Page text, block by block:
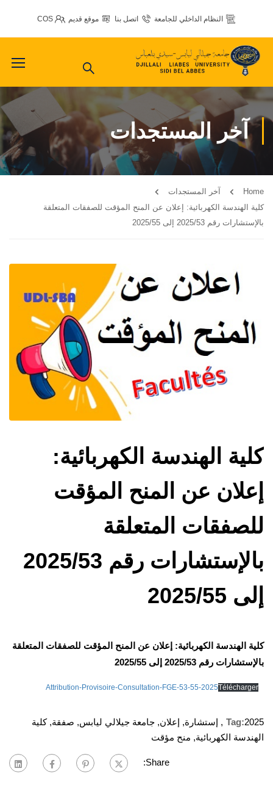
النظام الداخلي للجامعة اتصل بنا موقع قديم COS
آخر المستجدات
Home
آخر المستجدات
كلية الهندسة الكهربائية: إعلان عن المنح المؤقت للصفقات المتعلقة
بالإستشارات رقم 2025/53 إلى 2025/55
كلية الهندسة الكهربائية:
إعلان عن المنح المؤقت
للصفقات المتعلقة
بالإستشارات رقم 2025/53
إلى 2025/55
كلية الهندسة الكهربائية: إعلان عن المنح المؤقت للصفقات المتعلقة
بالإستشارات رقم 2025/53 إلى 2025/55
Attribution-Provisoire-Consultation-FGE-53-55-2025Télécharger
Tag:2025
, إستشارة, إعلان, جامعة جيلالي ليابس, صفقة,كلية
الهندسة الكهربائية, منح مؤقت
Share: